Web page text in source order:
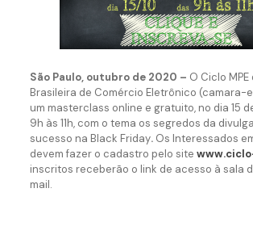
São Paulo, outubro de 2020 – O Ciclo
Brasileira de Comércio Eletrônico (camara-
um masterclass online e gratuito, no dia 15
9h às 11h, com o tema os segredos da
sucesso na Black Friday. Os Interessados
devem fazer o cadastro pelo site
inscritos receberão o link de acesso à sala
mail.